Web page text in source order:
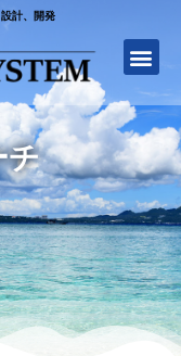
計、開発
チ